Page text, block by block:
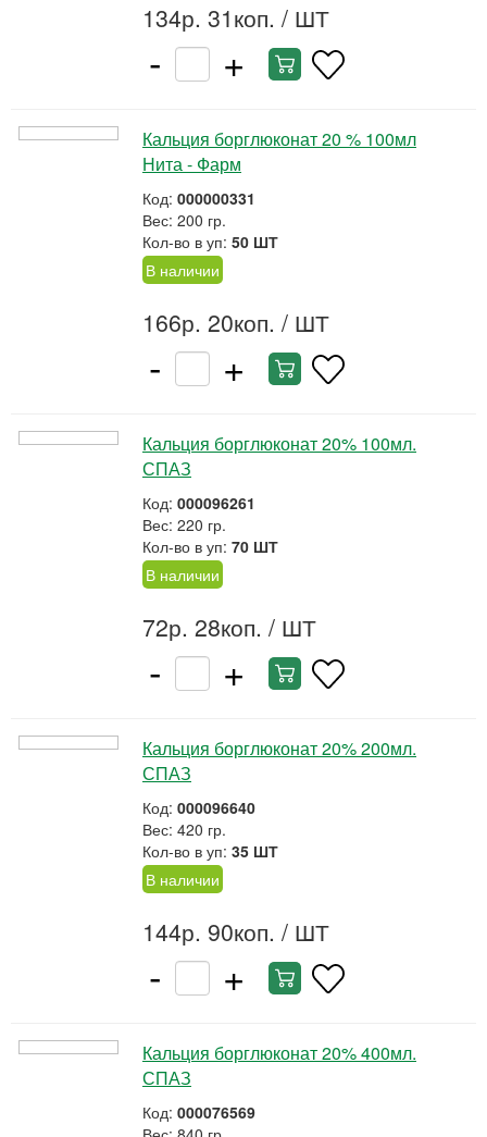
134р. 31коп. / ШТ
- +
Кальция борглюконат 20 % 100мл
Нита - Фарм
Код: 000000331
Вес: 200 гр.
Кол-во в уп: 50 ШТ
В наличии
166р. 20коп. / ШТ
- +
Кальция борглюконат 20% 100мл.
СПАЗ
Код: 000096261
Вес: 220 гр.
Кол-во в уп: 70 ШТ
В наличии
72р. 28коп. / ШТ
- +
Кальция борглюконат 20% 200мл.
СПАЗ
Код: 000096640
Вес: 420 гр.
Кол-во в уп: 35 ШТ
В наличии
144р. 90коп. / ШТ
- +
Кальция борглюконат 20% 400мл.
СПАЗ
Код: 000076569